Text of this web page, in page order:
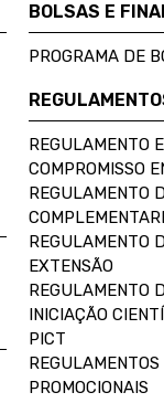
BOLSAS E
PROGRAMA DE
REGULAMENTO
COMPROMISSO
REGULAMENTO
REGULAMENTO
EXTENSÃO
REGULAMENTO
INICIAÇÃO
PICT
PROMOCIONAIS